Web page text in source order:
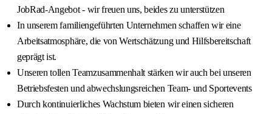
JobRad-Angebot - wir freuen uns, beides zu unterstützen
In unserem familiengeführten Unternehmen schaffen wir eine
Arbeitsatmosphäre, die von Wertschätzung und Hilfsbereitschaft
geprägt ist.
Unseren tollen Teamzusammenhalt stärken wir auch bei unseren
Betriebsfesten und abwechslungsreichen Team- und Sportevents
Durch kontinuierliches Wachstum bieten wir einen sicheren